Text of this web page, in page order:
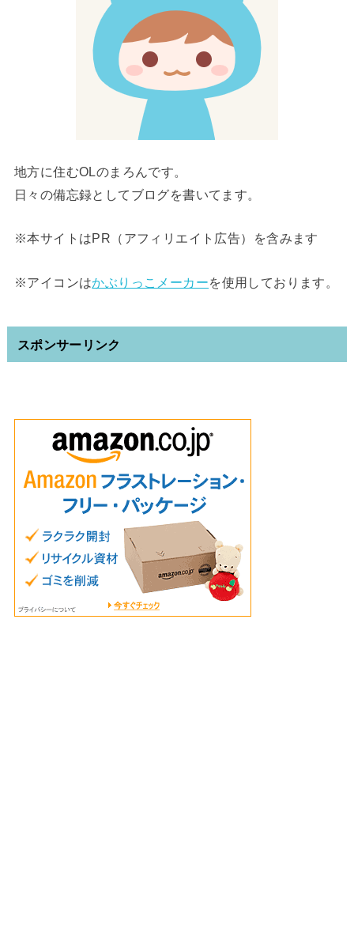
地方に住むOLのまろんです。
日々の備忘録としてブログを書いてます。
※本サイトはPR（アフィリエイト広告）を含みます
※アイコンはかぶりっこメーカーを使用しております。
スポンサーリンク